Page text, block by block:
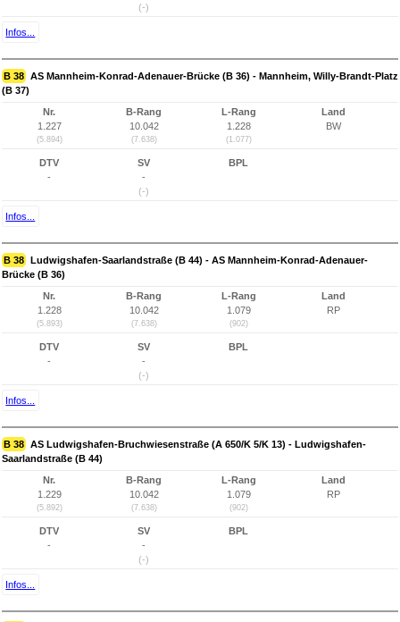
(-)
Infos...
B 38 AS Mannheim-Konrad-Adenauer-Brücke (B 36) - Mannheim, Willy-Brandt-Platz
(B 37)
Nr.
1.227
(5.894)
B-Rang
10.042
(7.638)
L-Rang
1.228
(1.077)
Land
BW
DTV
-
SV
-
(-)
BPL
Infos...
B 38 Ludwigshafen-Saarlandstraße (B 44) - AS Mannheim-Konrad-Adenauer-
Brücke (B 36)
Nr.
1.228
(5.893)
B-Rang
10.042
(7.638)
L-Rang
1.079
(902)
Land
RP
DTV
-
SV
-
(-)
BPL
Infos...
B 38 AS Ludwigshafen-Bruchwiesenstraße (A 650/K 5/K 13) - Ludwigshafen-
Saarlandstraße (B 44)
Nr.
1.229
(5.892)
B-Rang
10.042
(7.638)
L-Rang
1.079
(902)
Land
RP
DTV
-
SV
-
(-)
BPL
Infos...